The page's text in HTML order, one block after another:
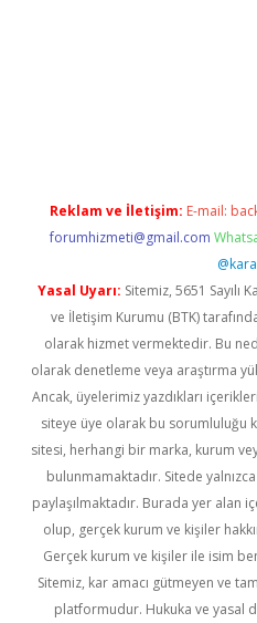
Reklam ve İletişim: E-mail:
forumhizmeti@gmail.com
Yasal Uyarı: Sitemiz, 5651 Sayılı
ve İletişim Kurumu (BTK)
olarak hizmet vermektedir. Bu
olarak denetleme veya araştırma
Ancak, üyelerimiz yazdıkları
siteye üye olarak bu sorumluluğu
sitesi, herhangi bir marka, kurum
bulunmamaktadır. Sitede
paylaşılmaktadır. Burada yer alan
olup, gerçek kurum ve kişiler
Gerçek kurum ve kişiler ile isim
Sitemiz, kar amacı gütmeyen ve
platformudur. Hukuka ve yasal